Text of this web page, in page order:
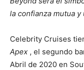
la confianza mutua
Celebrity Cruises
Apex , el segundo
Abril de 2020 en